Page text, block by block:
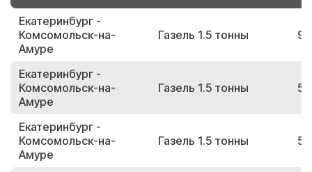
Екатеринбург -
Комсомольск-на-
Амуре
Газель 1.5 тонны
Екатеринбург -
Комсомольск-на-
Амуре
Газель 1.5 тонны
Екатеринбург -
Комсомольск-на-
Амуре
Газель 1.5 тонны